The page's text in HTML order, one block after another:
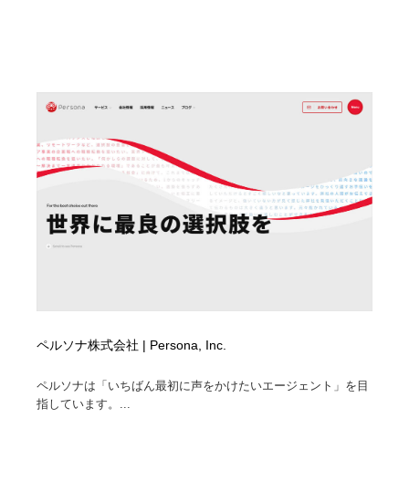
ペルソナ株式会社 | Persona, Inc.
ペルソナは「いちばん最初に声をかけたいエージェント」を目
指しています。...